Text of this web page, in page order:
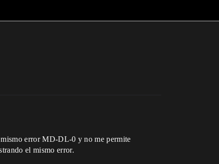
error MD-DL-0 y no me permite
el mismo error.